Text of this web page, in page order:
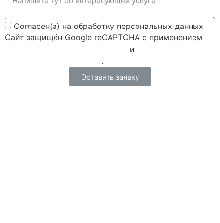
Согласен(а) на обработку персональных данных
Сайт защищён Google reCAPTCHA с применением
и
.
Оставить заявку